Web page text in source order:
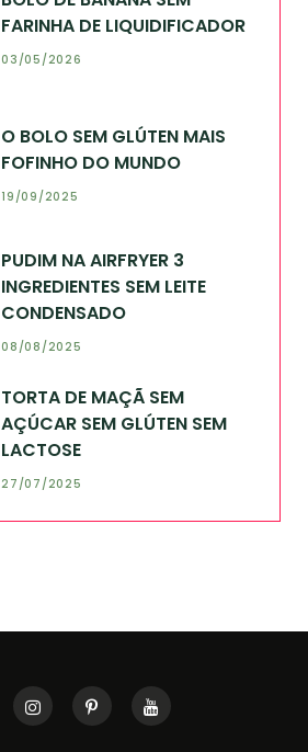
FARINHA DE LIQUIDIFICADOR
03/05/2026
O BOLO SEM GLÚTEN MAIS
FOFINHO DO MUNDO
19/09/2025
PUDIM NA AIRFRYER 3
INGREDIENTES SEM LEITE
CONDENSADO
08/08/2025
TORTA DE MAÇÃ SEM
AÇÚCAR SEM GLÚTEN SEM
LACTOSE
27/07/2025